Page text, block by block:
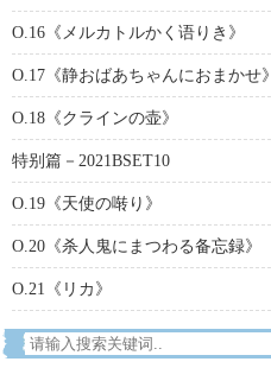
O.16《メルカトルかく语りき》
O.17《静おばあちゃんにおまかせ》
O.18《クラインの壶》
特别篇－2021BSET10
O.19《天使の啭り》
O.20《杀人鬼にまつわる备忘録》
O.21《リカ》